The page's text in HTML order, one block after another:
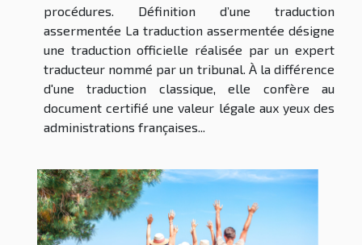
procédures. Définition d’une traduction
assermentée La traduction assermentée désigne
une traduction officielle réalisée par un expert
traducteur nommé par un tribunal. À la différence
d'une traduction classique, elle confère au
document certifié une valeur légale aux yeux des
administrations françaises...